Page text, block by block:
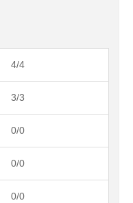
4/4
3/3
0/0
0/0
0/0